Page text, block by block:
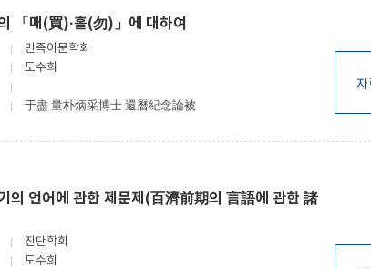
「매(買)·홀(勿)」에 대하여
민족어문학회
도수희
于盡 量朴炳采博士 還曆紀念論被
자
의 언어에 관한 제문제(百濟前期의 言語에 관한 諸
진단학회
도수희